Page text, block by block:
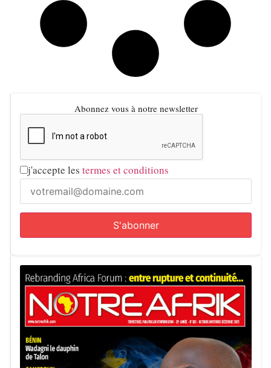
Abonnez vous à notre newsletter
j'accepte les termes et conditions